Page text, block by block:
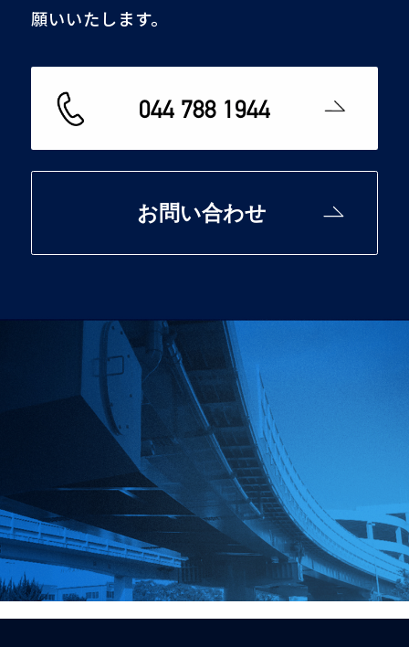
願いいたします。
044 788 1944
お問い合わせ